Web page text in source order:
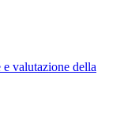
valutazione della